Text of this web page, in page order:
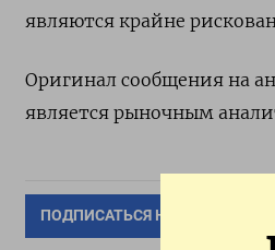
являются крайне
Оригинал сообщения на
является рыночным
ПОДПИСАТЬСЯ НА ТЕЛЕГРАМ